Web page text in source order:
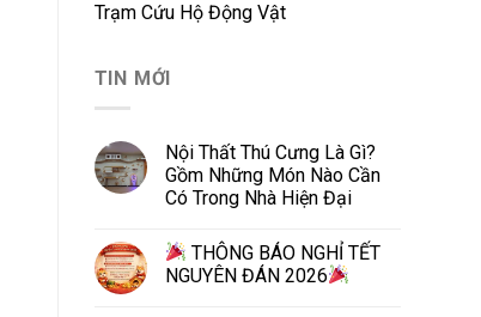
Trạm Cứu Hộ Động Vật
TIN MỚI
Nội Thất Thú Cưng Là Gì?
Gồm Những Món Nào Cần
Có Trong Nhà Hiện Đại
THÔNG BÁO NGHỈ TẾT
NGUYÊN ĐÁN 2026